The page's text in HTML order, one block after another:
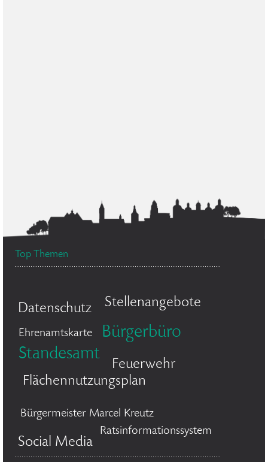
Top Themen
Datenschutz Stellenangebote
Ehrenamtskarte
Bürgerbüro
Standesamt
Feuerwehr
Flächennutzungsplan
Bürgermeister Marcel Kreutz
Social Media
Ratsinformationssystem